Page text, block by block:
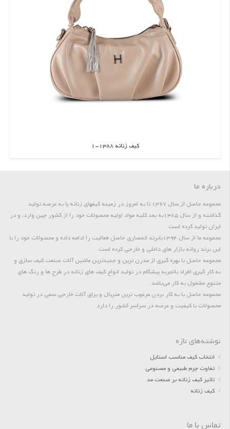
کیف زنانه 1388-1
اطلاعات بیشتر
درباره ما
مجموعه حاصل از سال 1367 تا به امروز در زمینه کیفهای زنانه پا به عرصه تولید
گذاشته و از سال 1385به بعد کلیه مواد اولیه محصولات خود را از کشور چین وارد، و در
ایران تولید کرده است .
مجموعه ما از سال 1394بابرند انحصاری حاصل فعالیت را ادامه داده و محصولات خود را با
این برند روانه بازار های داخلی و خارجی کرده است .
مجموعه حاصل با بهره گیری از مدرن ترین و جدیدترین ماشین آلات صنعت کیف سازی و
به کار گیری افراد باتجربه پیشگام در تولید انواع کیف های زنانه در طرح ها و رنگ های
متنوع مشغول به کار می‌باشد .
مجموعه حاصل با به کار بردن مرغوب ترین متریال و یراق آلات خارجی سعی در تولید
محصولات با کیفیت و عرضه در سراسر کشور را دارد.
نوشته‌های تازه
انتخاب کیف مناسب استایل
تفاوت چرم طبیعی و مصنوعی
تاثیر کیف زنانه بر صنعت مد
کیف زنانه
تماس با ما